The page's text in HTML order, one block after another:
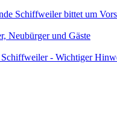
Schiffweiler bittet um
Neubürger und Gäste
- Wichtiger